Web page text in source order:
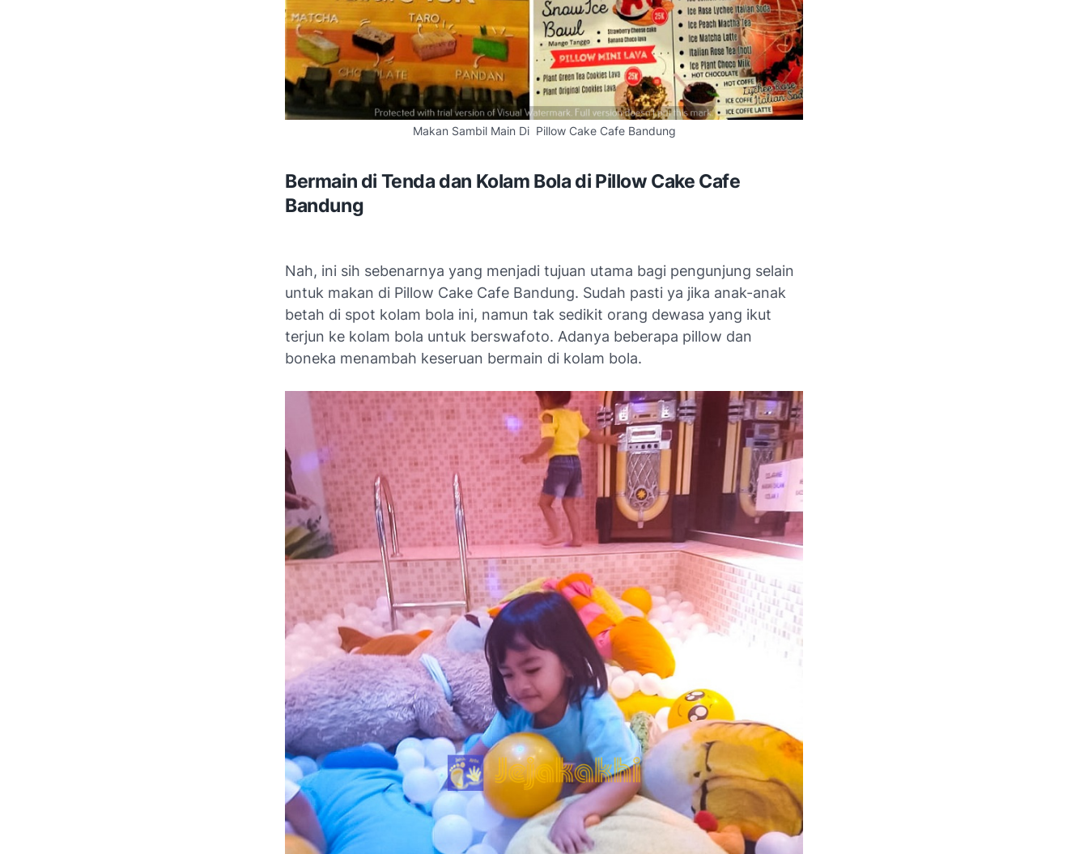
Makan Sambil Main Di Pillow Cake Cafe Bandung
Bermain di Tenda dan Kolam Bola di Pillow Cake Cafe
Bandung
Nah, ini sih sebenarnya yang menjadi tujuan utama bagi pengunjung selain
untuk makan di Pillow Cake Cafe Bandung. Sudah pasti ya jika anak-anak
betah di spot kolam bola ini, namun tak sedikit orang dewasa yang ikut
terjun ke kolam bola untuk berswafoto. Adanya beberapa pillow dan
boneka menambah keseruan bermain di kolam bola.